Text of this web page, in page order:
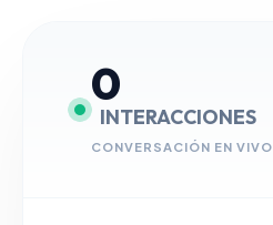
0
INTERACCIONES
CONVERSACIÓN EN VIVO